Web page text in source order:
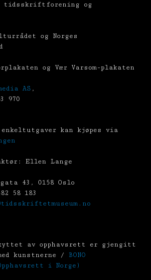
tidsskriftforening og
og Norges
og Vær Varsom-plakaten
AS ,
970
enkeltutgaver kan kjøpes via
Ellen Lange
43, 0158 Oslo
58 183
av opphavsrett er gjengitt
kunstnerne / BONO
i Norge)